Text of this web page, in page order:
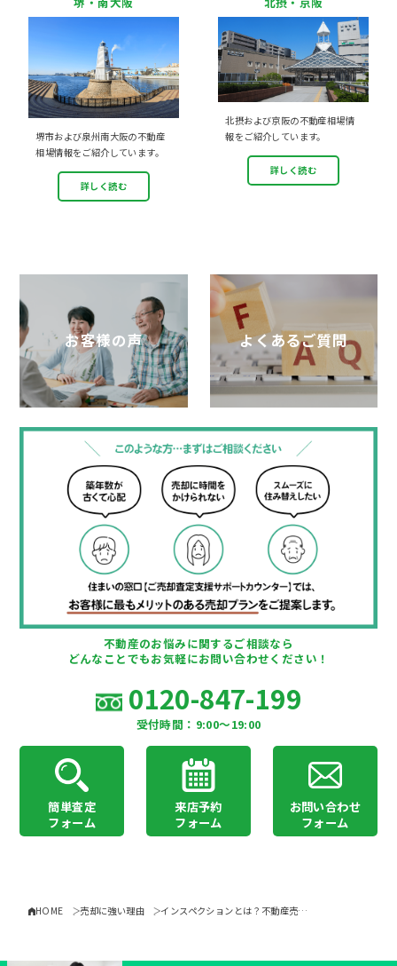
堺市および泉州南大阪の不動産
相場情報をご紹介しています。
詳しく読む
北摂および京阪の不動産相場情
報をご紹介しています。
詳しく読む
お客様の声 よくあるご質問
不動産のお悩みに関するご相談なら
どんなことでもお気軽にお問い合わせください！
0120-847-199
受付時間：9:00〜19:00
簡単査定
フォーム
来店予約
フォーム
お問い合わせ
フォーム
HOME 売却に強い理由 インスペクションとは？不動産売・・・